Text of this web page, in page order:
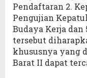
Pendaftaran 2.
Pengujian
Budaya Kerja
tersebut
khususnya yang
Barat II dapat